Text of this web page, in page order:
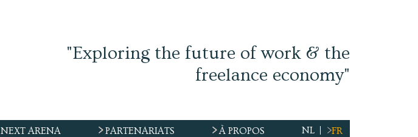
"Exploring the future of work & the
freelance economy"
NEXT ARENA PARTENARIATS À PROPOS NL FR